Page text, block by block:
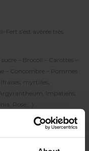
s’est avérée très
– Brocoli – Carottes –
– Concombre – Pommes
myrtilles,
Impatiens,
Rose,…)